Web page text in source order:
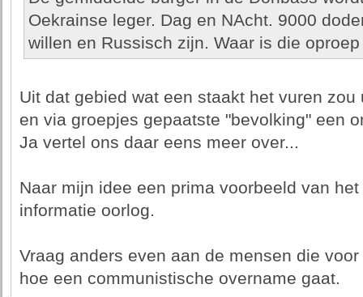
Oekrainse leger. Dag en NAcht. 9000
willen en Russisch zijn. Waar is die
Uit dat gebied wat een staakt het vuren
en via groepjes gepaatste "bevolking" een
Ja vertel ons daar eens meer over...
Naar mijn idee een prima voorbeeld van
informatie oorlog.
Vraag anders even aan de mensen die
hoe een communistische overname gaat.